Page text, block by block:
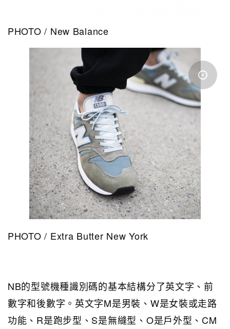
PHOTO / New Balance
PHOTO / Extra Butter New York
NB的型號機種識別碼的基本結構分了英文字、前
數字和後數字。英文字M是男裝、W是女裝或走路
功能、R是跑步型、S是無縫型、O是戶外型、CM